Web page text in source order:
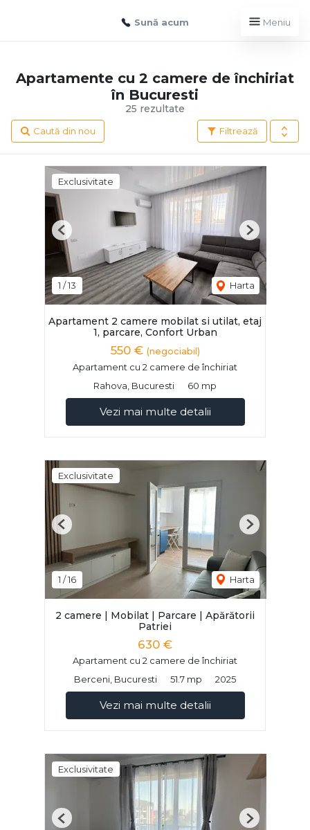
Sună acum Meniu
25 rezultate
Apartamente cu 2 camere de închiriat
în Bucuresti
Filtrează
Caută din nou
Exclusivitate
1 /13 Harta
Previous Next
Apartament 2 camere mobilat si utilat, etaj
1, parcare, Confort Urban
550 € (negociabil)
Apartament cu 2 camere de închiriat
Rahova, Bucuresti
60 mp
Vezi mai multe detalii
Exclusivitate
1 /16 Harta
Previous Next
2 camere | Mobilat | Parcare | Apărătorii
Patriei
630 €
Apartament cu 2 camere de închiriat
Berceni, Bucuresti
51.7 mp 2025
Vezi mai multe detalii
Exclusivitate
Previous Next